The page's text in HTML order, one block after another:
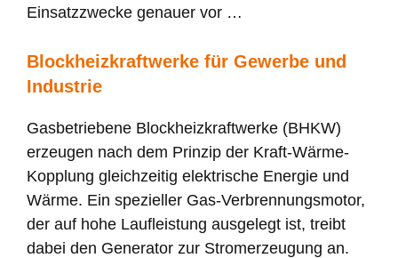
Einsatzzwecke genauer vor …
Blockheizkraftwerke für Gewerbe und
Industrie
Gasbetriebene Blockheizkraftwerke (BHKW)
erzeugen nach dem Prinzip der Kraft-Wärme-
Kopplung gleichzeitig elektrische Energie und
Wärme. Ein spezieller Gas-Verbrennungsmotor,
der auf hohe Laufleistung ausgelegt ist, treibt
dabei den Generator zur Stromerzeugung an.